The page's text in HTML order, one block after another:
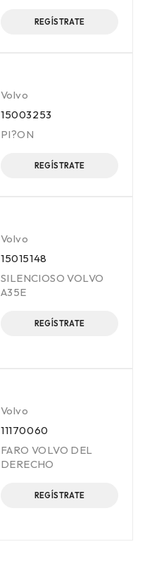
REGÍSTRATE
Volvo
15003253
PI?ON
REGÍSTRATE
Volvo
15015148
SILENCIOSO VOLVO
A35E
REGÍSTRATE
Volvo
11170060
FARO VOLVO DEL
DERECHO
REGÍSTRATE